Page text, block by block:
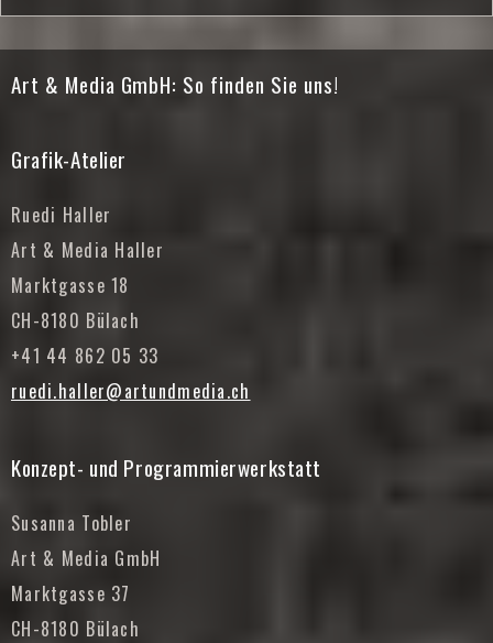
Art & Media GmbH: So finden Sie uns!
Grafik-Atelier
Ruedi Haller
Art & Media Haller
Marktgasse 18
CH-8180 Bülach
+41 44 862 05 33
ruedi.haller@artundmedia.ch
Konzept- und Programmierwerkstatt
Susanna Tobler
Art & Media GmbH
Marktgasse 37
CH-8180 Bülach